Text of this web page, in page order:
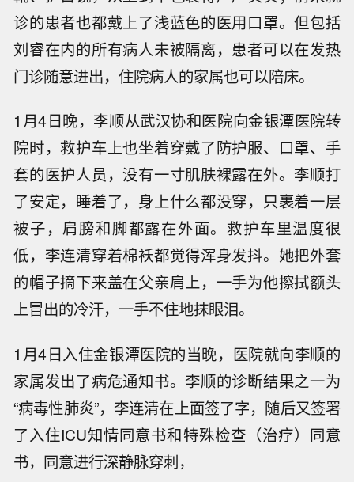
诊的患者也都戴上了浅蓝色的医用口罩。但包括
刘睿在内的所有病人未被隔离，患者可以在发热
门诊随意进出，住院病人的家属也可以陪床。
1月4日晚，李顺从武汉协和医院向金银潭医院转
院时，救护车上也坐着穿戴了防护服、口罩、手
套的医护人员，没有一寸肌肤裸露在外。李顺打
了安定，睡着了，身上什么都没穿，只裹着一层
被子，肩膀和脚都露在外面。救护车里温度很
低，李连清穿着棉袄都觉得浑身发抖。她把外套
的帽子摘下来盖在父亲肩上，一手为他擦拭额头
上冒出的冷汗，一手不住地抹眼泪。
1月4日入住金银潭医院的当晚，医院就向李顺的
家属发出了病危通知书。李顺的诊断结果之一为
“病毒性肺炎”，李连清在上面签了字，随后又签署
了入住ICU知情同意书和特殊检查（治疗）同意
书，同意进行深静脉穿刺，